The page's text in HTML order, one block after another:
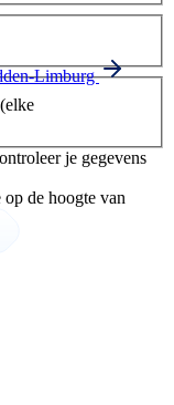
je gegevens
op de hoogte van
Limburg